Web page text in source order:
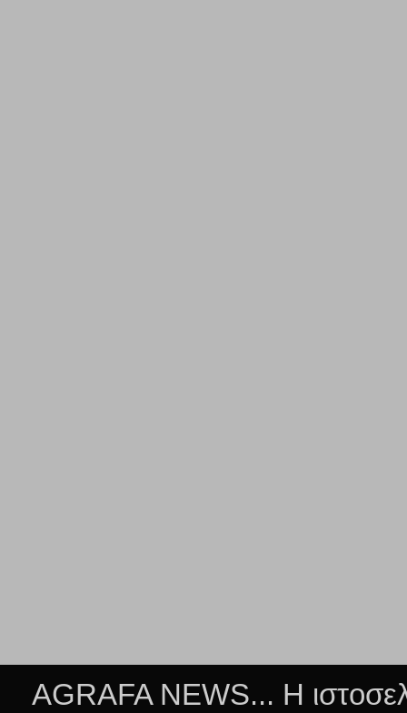
AGRAFA NEWS... Η